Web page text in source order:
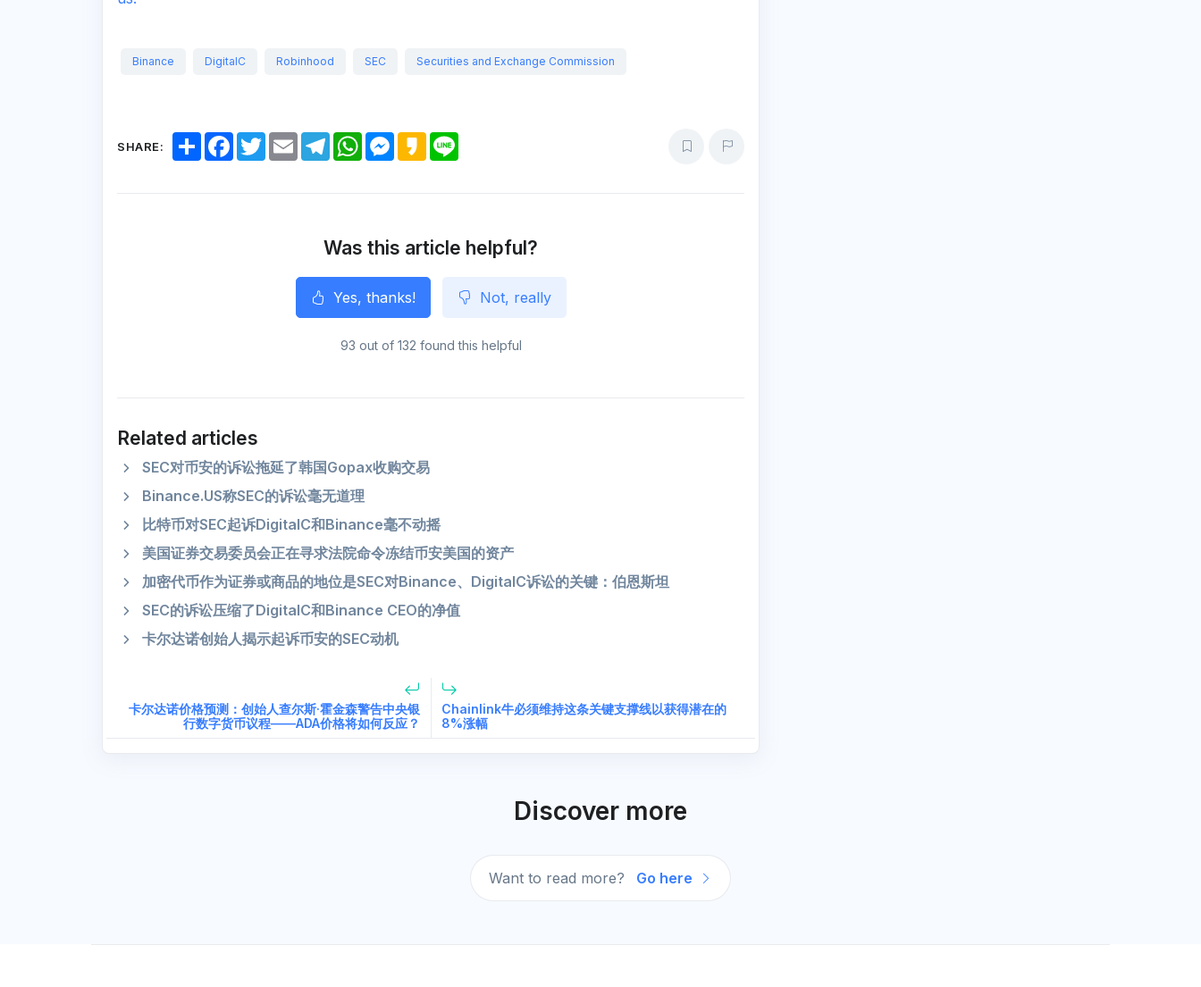
Binance DigitalC Robinhood SEC Securities and Exchange Commission
SHARE:
S
h
F
a
T
w
E
m
T
e
m
W
h
p
M
e
e
r
K
a
Was this article helpful?
Yes, thanks! Not, really
93 out of 132 found this helpful
Related articles
SEC对币安的诉讼拖延了韩国Gopax收购交易
Binance.US称SEC的诉讼毫无道理
比特币对SEC起诉DigitalC和Binance毫不动摇
美国证券交易委员会正在寻求法院命令冻结币安美国的资产
加密代币作为证券或商品的地位是SEC对Binance、DigitalC诉讼的关键：伯恩斯坦
SEC的诉讼压缩了DigitalC和Binance CEO的净值
卡尔达诺创始人揭示起诉币安的SEC动机
卡尔达诺价格预测：创始人查尔斯·霍金森警告中央银
行数字货币议程——ADA价格将如何反应？
Chainlink牛必须维持这条关键支撑线以获得潜在的
8%涨幅
Discover more
Want to read more? Go here